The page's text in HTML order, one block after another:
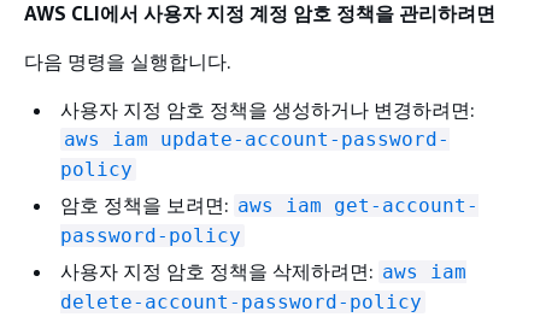
AWS CLI에서 사용자 지정 계정 암호 정책을 관리하려면
다음 명령을 실행합니다.
사용자 지정 암호 정책을 생성하거나 변경하려면:
aws iam update-account-password-
policy
암호 정책을 보려면: aws iam get-account-
password-policy
사용자 지정 암호 정책을 삭제하려면: aws iam
delete-account-password-policy